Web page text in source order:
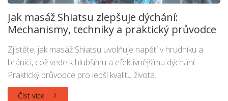
Jak masáž Shiatsu zlepšuje dýchání:
Mechanismy, techniky a praktický průvodce
Zjistěte, jak masáž Shiatsu uvolňuje napětí v hrudníku a
bránici, což vede k hlubšímu a efektivnějšímu dýchání.
Praktický průvodce pro lepší kvalitu života.
Číst více